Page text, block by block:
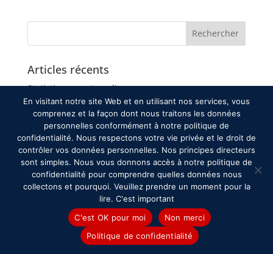
Articles récents
Statistique arret cardiaque
Certification professionnelle, suis je concerné ?
Comment réussir une formation AFGSU
Pourquoi on attend aux urgences ?
Deuil des soignants
Commentaires récents
Archives
En visitant notre site Web et en utilisant nos services, vous
comprenez et la façon dont nous traitons les données
personnelles conformément à notre politique de
confidentialité. Nous respectons votre vie privée et le droit de
contrôler vos données personnelles. Nos principes directeurs
sont simples. Nous vous donnons accès à notre politique de
confidentialité pour comprendre quelles données nous
collectons et pourquoi. Veuillez prendre un moment pour la
lire. C'est important
C'est OK pour moi
Non merci
Politique de confidentialité